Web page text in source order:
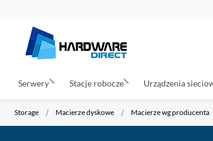
Serwery Stacje robocze Urządzenia
Storage Macierze dyskowe Macierze wg producenta